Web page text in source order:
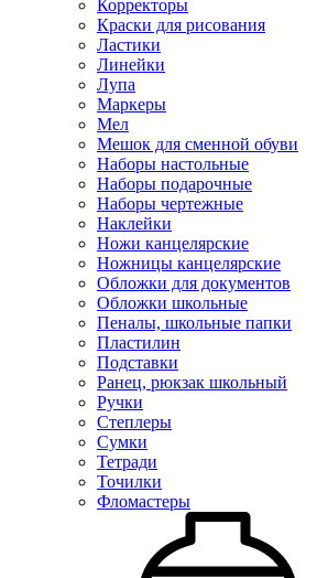
Корректоры
Краски для рисования
Ластики
Линейки
Лупа
Маркеры
Мел
Мешок для сменной обуви
Наборы настольные
Наборы подарочные
Наборы чертежные
Наклейки
Ножи канцелярские
Ножницы канцелярские
Обложки для документов
Обложки школьные
Пеналы, школьные папки
Пластилин
Подставки
Ранец, рюкзак школьный
Ручки
Степлеры
Сумки
Тетради
Точилки
Фломастеры